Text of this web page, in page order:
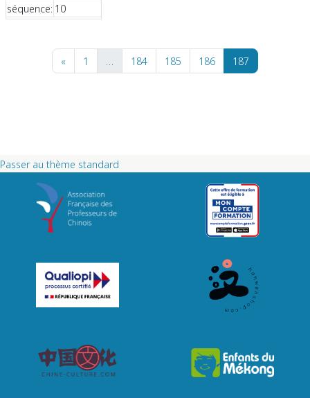
séquence: 10
«Page précédente
1 … 184Page 184
185 Page 185
186Page 186
187
Passer au thème standard